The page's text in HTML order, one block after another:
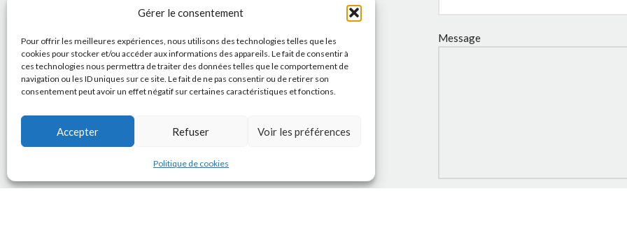
Gérer le consentement
Pour offrir les meilleures expériences, nous utilisons des technologies telles que les
cookies pour stocker et/ou accéder aux informations des appareils. Le fait de consentir à
ces technologies nous permettra de traiter des données telles que le comportement de
navigation ou les ID uniques sur ce site. Le fait de ne pas consentir ou de retirer son
consentement peut avoir un effet négatif sur certaines caractéristiques et fonctions.
Accepter Refuser Voir les préférences
Politique de cookies
Message